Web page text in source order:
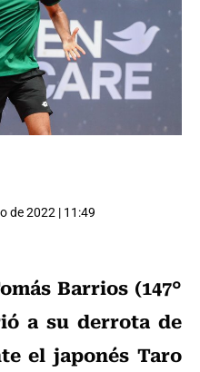
de 2022 | 11:49
Barrios (147°
a su derrota de
el japonés Taro